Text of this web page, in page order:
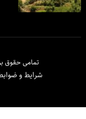
تمامی حقوق
شرایط و